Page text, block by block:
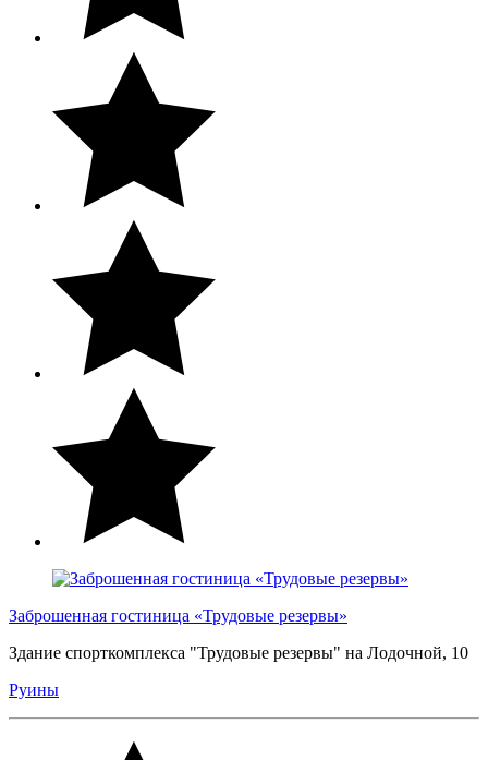
Заброшенная гостиница «Трудовые резервы»
Здание спорткомплекса "Трудовые резервы" на Лодочной, 10
Руины